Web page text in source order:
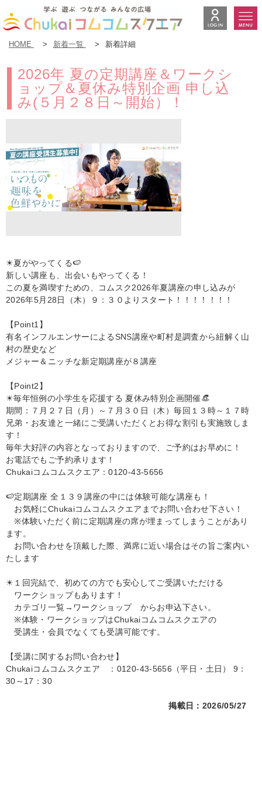
HOME > 新着一覧 > 新着詳細
2026年 夏の定期講座＆ワークシ
ョップ＆夏休み特別企画 申し込
み(５月２８日～開始）！
☀夏がやってくる🍉
新しい講座も、出会いもやってくる！
この夏を満喫すための、コムスク2026年夏講座の申し込みが
2026年5月28日（木）９：３０よりスタート！！！！！！！
【Point1】
有名インフルエンサーによるSNS講座や町村是調査から紐解く山
村の歴史など
メジャー＆ニッチな新定期講座が８講座
【Point2】
☀毎年恒例の小学生を応援する 夏休み特別企画開催👒
期間：７月２７日（月）～７月３０日（木）毎回１３時～１７時
兄弟・お友達と一緒にご受講いただくとお得な割引も実施致しま
す！
毎年大好評の内容となっておりますので、ご予約はお早めに！
お電話でもご予約承ります！
Chukaiコムコムスクエア：0120-43-5656
🍉定期講座 全１３９講座の中には体験可能な講座も！
お気軽にChukaiコムコムスクエアまでお問い合わせ下さい！
※体験いただく前に定期講座の席が埋まってしまうことがあり
ます。
お問い合わせを頂戴した際、満席に近い場合はその旨ご案内い
たします
☀１回完結で、初めての方でも安心してご受講いただける
ワークショップもあります！
カテゴリ一覧→ワークショップ　からお申込下さい。
※体験・ワークショップはChukaiコムコムスクエアの
受講生・会員でなくても受講可能です。
【受講に関するお問い合わせ】
Chukaiコムコムスクエア　：0120-43-5656（平日・土日） 9：
30～17：30
掲載日：2026/05/27